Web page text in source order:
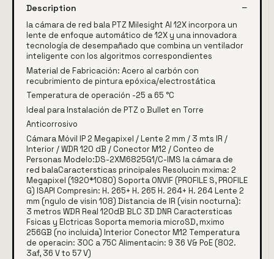
Description
la cámara de red bala PTZ Milesight AI 12X incorpora un
lente de enfoque automático de 12X y una innovadora
tecnología de desempañado que combina un ventilador
inteligente con los algoritmos correspondientes
Material de Fabricación: Acero al carbón con
recubrimiento de pintura epóxica/electrostática
Temperatura de operación -25 a 65 °C
Ideal para Instalación de PTZ o Bullet en Torre
Anticorrosivo
Cámara Móvil IP 2 Megapixel / Lente 2 mm / 3 mts IR /
Interior / WDR 120 dB / Conector M12 / Conteo de
Personas Modelo:DS-2XM6825G1/C-IMS la cámara de
red balaCaractersticas principales Resolucin mxima: 2
Megapixel (1920*1080) Soporta ONVIF (PROFILE S, PROFILE
G) ISAPI Compresin: H. 265+ H. 265 H. 264+ H. 264 Lente 2
mm (ngulo de visin 108) Distancia de IR (visin nocturna):
3 metros WDR Real 120dB BLC 3D DNR Caractersticas
Fsicas y Elctricas Soporta memoria microSD, mximo
256GB (no incluida) Interior Conector M12 Temperatura
de operacin: 30C a 75C Alimentacin: 9 36 V& PoE (802.
3af, 36 V to 57 V)